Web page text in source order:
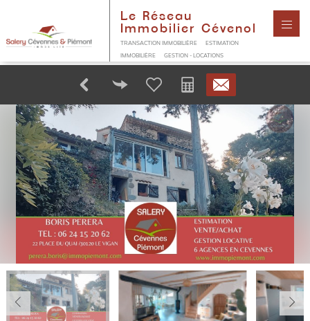
Le Réseau
Immobilier Cévenol
TRANSACTION IMMOBILIÈRE
ESTIMATION
IMMOBILIÈRE
GESTION - LOCATIONS